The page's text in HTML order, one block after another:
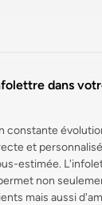
dans
constante
et
estimée.
non
mais aussi